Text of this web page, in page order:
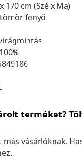
170 cm (Szé x Ma)
fenyő
terméket?
vásárlóknak.